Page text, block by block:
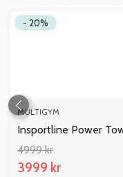
- 20%
MULTIGYM
Insportline Power
4999 kr
3999 kr